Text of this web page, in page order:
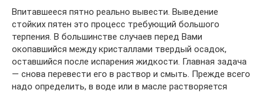
Впитавшееся пятно реально вывести. Выведение
стойких пятен это процесс требующий большого
терпения. В большинстве случаев перед Вами
окопавшийся между кристаллами твердый осадок,
оставшийся после испарения жидкости. Главная задача
— снова перевести его в раствор и смыть. Прежде всего
надо определить, в воде или в масле растворяется